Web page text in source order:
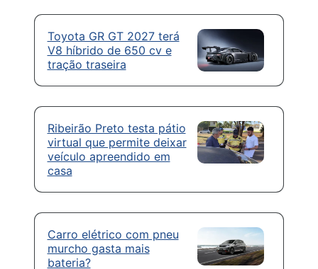
Toyota GR GT 2027 terá
V8 híbrido de 650 cv e
tração traseira
Ribeirão Preto testa pátio
virtual que permite deixar
veículo apreendido em
casa
Carro elétrico com pneu
murcho gasta mais
bateria?